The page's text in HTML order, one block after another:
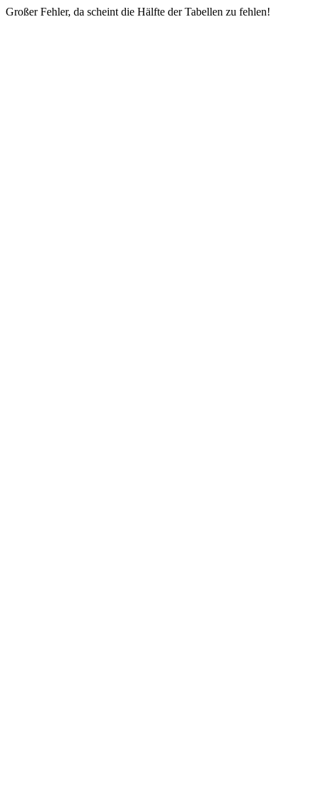
Großer Fehler, da scheint die Hälfte der Tabellen zu fehlen!